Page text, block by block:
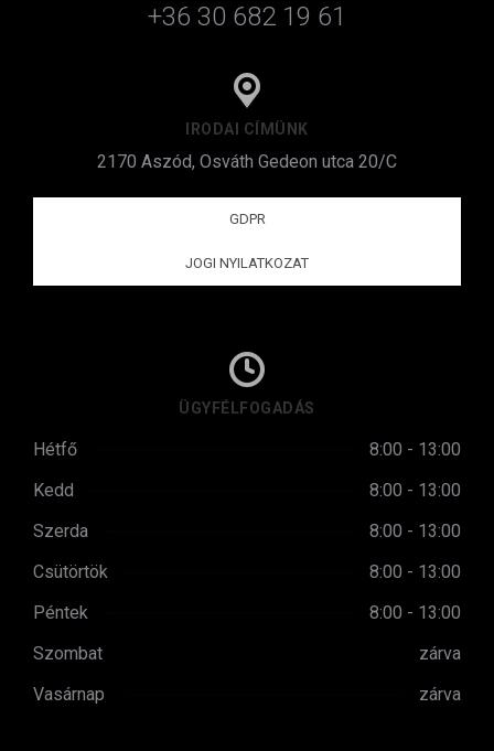
+36 30 682 19 61
IRODAI CÍMÜNK
2170 Aszód, Osváth Gedeon utca 20/C
GDPR
JOGI NYILATKOZAT
ÜGYFÉLFOGADÁS
Hétfő
8:00 - 13:00
Kedd
8:00 - 13:00
Szerda
8:00 - 13:00
Csütörtök
8:00 - 13:00
Péntek
8:00 - 13:00
Szombat
zárva
Vasárnap
zárva